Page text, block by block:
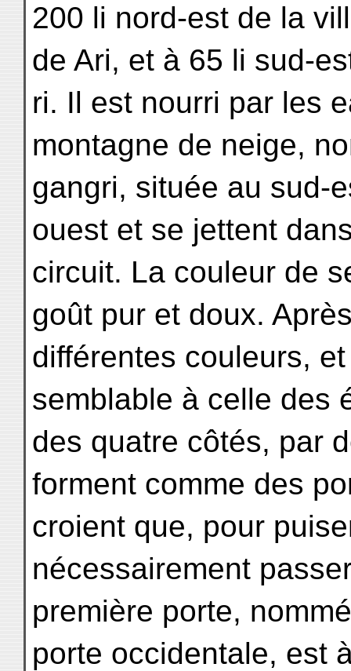
200 li nord-est de la
de Ari, et à 65 li sud-
ri. Il est nourri par les
montagne de neige,
gangri, située au sud-
ouest et se jettent
circuit. La couleur de
goût pur et doux.
différentes couleurs,
semblable à celle des
des quatre côtés, par
forment comme des
croient que, pour
nécessairement
première porte,
porte occidentale, est